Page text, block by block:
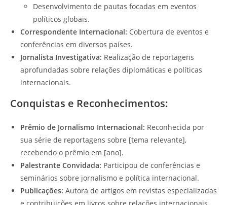
Desenvolvimento de pautas focadas em eventos
políticos globais.
Correspondente Internacional: Cobertura de eventos e
conferências em diversos países.
Jornalista Investigativa: Realização de reportagens
aprofundadas sobre relações diplomáticas e políticas
internacionais.
Conquistas e Reconhecimentos:
Prêmio de Jornalismo Internacional: Reconhecida por
sua série de reportagens sobre [tema relevante],
recebendo o prêmio em [ano].
Palestrante Convidada: Participou de conferências e
seminários sobre jornalismo e política internacional.
Publicações: Autora de artigos em revistas especializadas